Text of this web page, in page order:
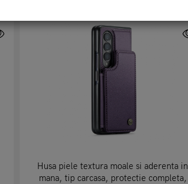
Husa piele textura moale si aderenta in
mana, tip carcasa, protectie completa,